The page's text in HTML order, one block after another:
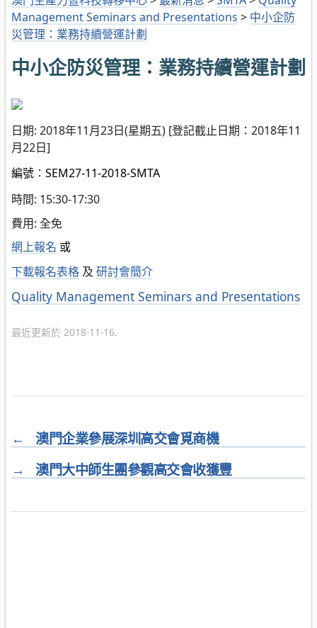
Management Seminars and Presentations > 中小企防
災管理：業務持續營運計劃
中小企防災管理：業務持續營運計劃
日期: 2018年11月23日(星期五) [登記截止日期：2018年11
月22日]
編號︰SEM27-11-2018-SMTA
時間: 15:30-17:30
費用: 全免
網上報名 或
下載報名表格 及 研討會簡介
分
Quality Management Seminars and Presentations
最近更新於 2018-11-16.
←
澳門企業參展深圳高交會覓商機
→
澳門大中師生團參觀高交會收獲豐